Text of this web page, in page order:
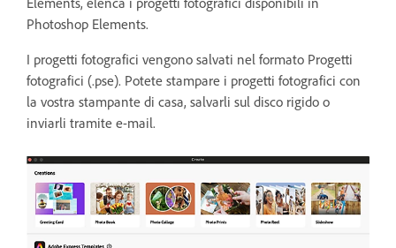
Photoshop Elements.
I progetti fotografici vengono salvati nel formato Progetti
fotografici (.pse). Potete stampare i progetti fotografici con
la vostra stampante di casa, salvarli sul disco rigido o
inviarli tramite e-mail.